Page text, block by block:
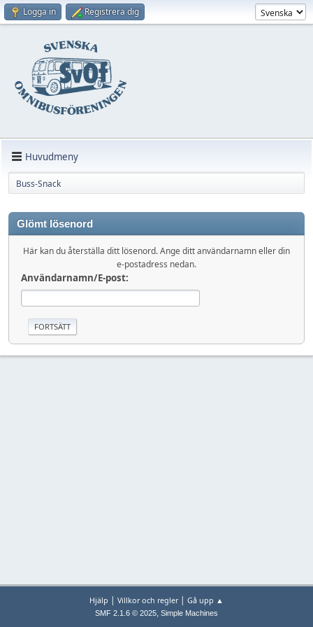
Logga in Registrera dig
Huvudmeny
Buss-Snack
Glömt lösenord
Här kan du återställa ditt lösenord. Ange ditt användarnamn eller din
e-postadress nedan.
Användarnamn/E-post:
Hjälp | Villkor och regler| Gå upp ▲
SMF 2.1.6 © 2025, Simple Machines